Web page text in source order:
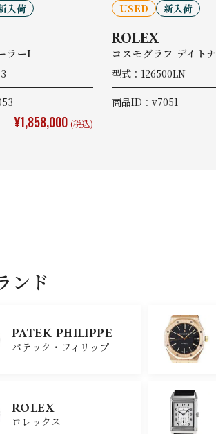
入荷
ラーI
¥1,858,000 (税込)
USED 新入荷
ROLEX
コスモグラフ デイトナ
型式：126500LN
商品ID：v7051
ンド
PATEK PHILIPPE
パテック・フィリップ
ROLEX
ロレックス